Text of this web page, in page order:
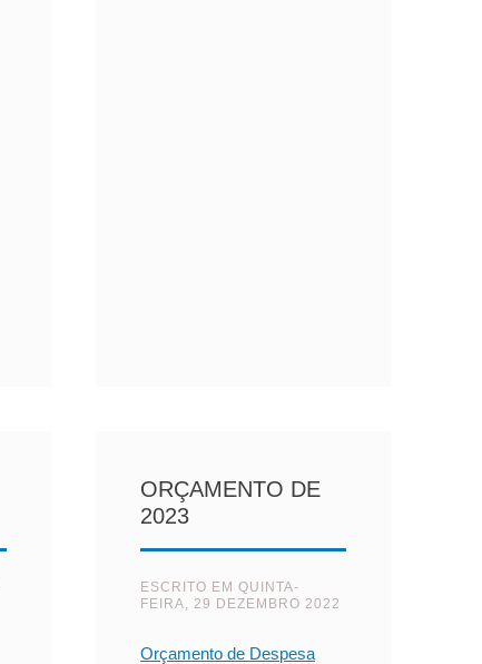
ORÇAMENTO DE
2023
ESCRITO EM QUINTA-
FEIRA, 29 DEZEMBRO 2022
Orçamento de Despesa